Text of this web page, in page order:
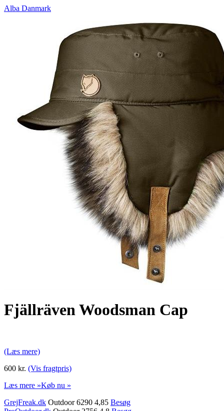
Alba Danmark
Fjällräven Woodsman Cap
(Læs mere)
600 kr. (Vis fragtpris)
Læs mere »Køb nu »
GrejFreak.dk Outdoor 6290 4,85 Besøg